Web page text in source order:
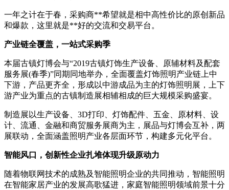
一年之计在于春，采购商**希望就是相中高性价比的原创新品
和爆款，这里就是**好的交流和交易平台。
产业链全覆盖，一站式采购季
本届古镇灯博会与“2019古镇灯饰生产设备、原辅材料及配套
服务展(春季)”同期同地举办，全面覆盖灯饰照明产业链上中
下游，产品更齐全，形成以中游成品为主的灯饰照明展，上下
游产业为重点的古镇制造展相辅相成的巨大规模采购盛宴。
制造展以生产设备、3D打印、灯饰配件、五金、原材料、设
计、流通、金融和商贸服务展商为主，展品与灯博会互补，两
展联动，全面涵盖照明产业各层面环节，构建多元化平台。
智能风口，创新性企业扎堆体现升级原动力
随着物联网技术的成熟及智能照明企业的共同推动，智能照明
在智能家居产业的发展高歌猛进，家庭智能照明领域前景十分